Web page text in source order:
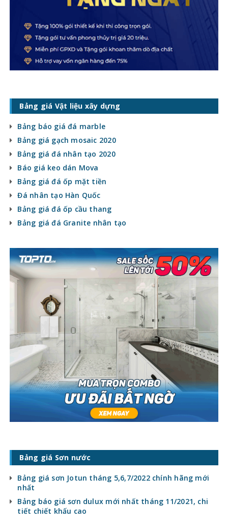
Bảng giá Vật liệu xây dựng
Bảng báo giá đá marble
Bảng giá gạch mosaic 2020
Bảng giá đá nhân tạo 2020
Báo giá keo dán Mova
Bảng giá đá ốp mặt tiền
Đá nhân tạo Hàn Quốc
Bảng giá đá ốp cầu thang
Bảng giá đá Granite nhân tạo
Bảng giá Sơn nước
Bảng giá sơn Jotun tháng 5,6,7/2022 chính hãng mới
nhất
Bảng báo giá sơn dulux mới nhất tháng 11/2021, chi
tiết chiết khấu cao